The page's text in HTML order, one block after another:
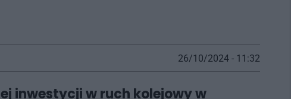
26/10/2024 - 11:32
inwestycji w ruch kolejowy w